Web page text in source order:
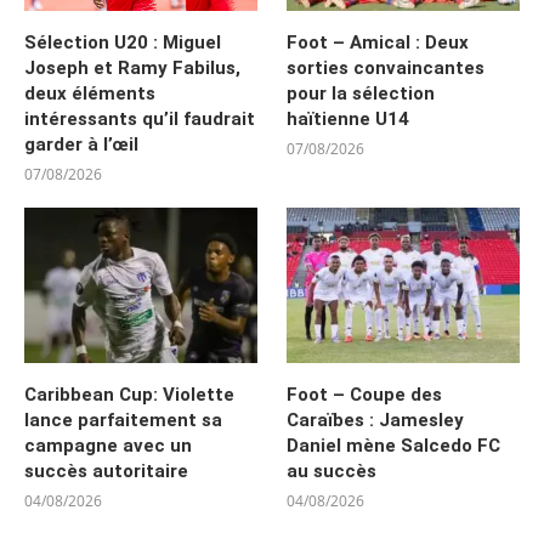
Sélection U20 : Miguel
Joseph et Ramy Fabilus,
deux éléments
intéressants qu’il faudrait
garder à l’œil
07/08/2026
Foot – Amical : Deux
sorties convaincantes
pour la sélection
haïtienne U14
07/08/2026
Caribbean Cup: Violette
lance parfaitement sa
campagne avec un
succès autoritaire
04/08/2026
Foot – Coupe des
Caraïbes : Jamesley
Daniel mène Salcedo FC
au succès
04/08/2026